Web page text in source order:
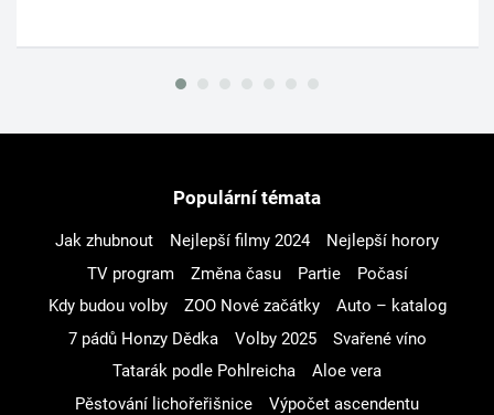
Populární témata
Jak zhubnout Nejlepší filmy 2024
Nejlepší horory
TV program
Změna času Partie
Počasí
Kdy budou volby
ZOO Nové začátky
Auto – katalog
7 pádů Honzy Dědka
Volby 2025
Svařené víno
Tatarák podle Pohlreicha
Aloe vera
Pěstování lichořeřišnice
Výpočet ascendentu